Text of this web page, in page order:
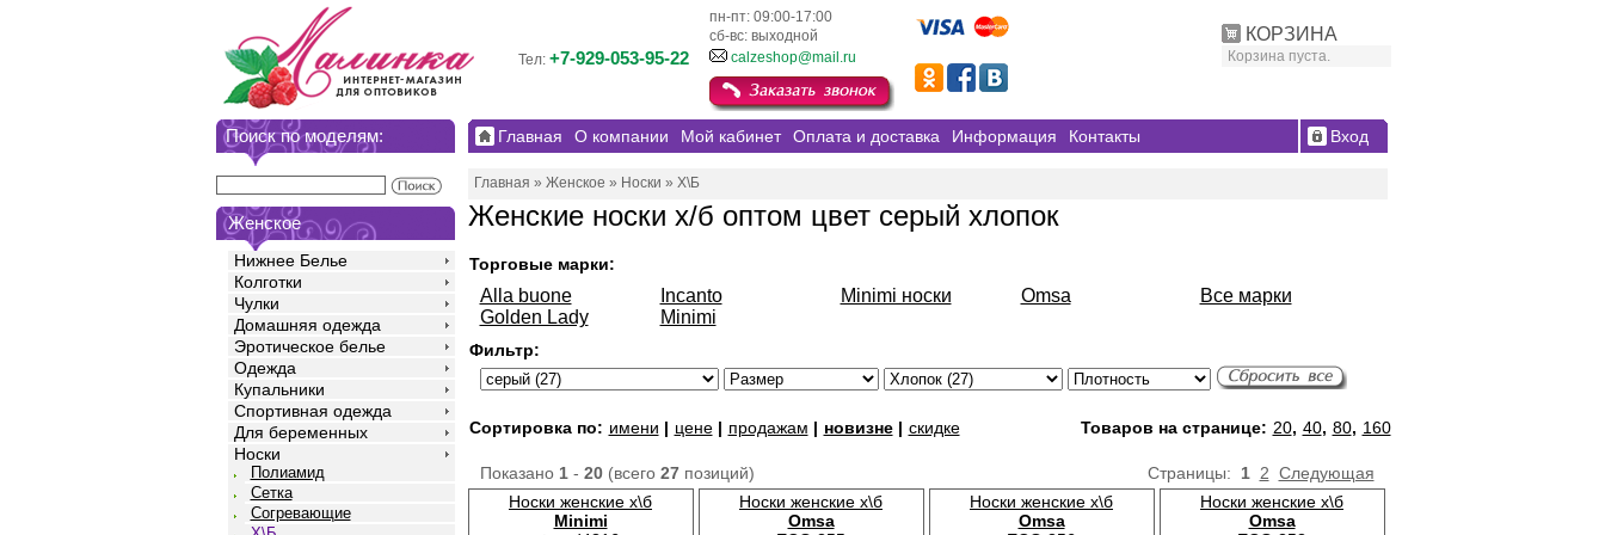
КОРЗИНА
Корзина пуста.
пн-пт: 09:00-17:00
сб-вс: выходной
Тел: +7-929-053-95-22 calzeshop@mail.ru
Поиск по моделям:
Женское
Нижнее Белье
Колготки
Чулки
Домашняя одежда
Эротическое белье
Одежда
Купальники
Спортивная одежда
Для беременных
Носки
Полиамид
Сетка
Согревающие
Главная О компании Мой кабинет Оплата и доставка Информация Контакты Вход
Главная » Женское » Носки » Х\Б
Женские носки х/б оптом цвет серый хлопок
Торговые марки:
Alla buone
Golden Lady
Incanto
Minimi
Minimi носки Omsa Все марки
Фильтр:
Сортировка по: имени | цене| продажам | новизне| скидке Товаров на странице: 20, 40, 80, 160
Страницы: 1 2 Следующая
Показано 1- 20(всего 27позиций)
Носки женские х\б
Minimi
Носки женские х\б
Omsa
Носки женские х\б
Omsa
Носки женские х\б
Omsa